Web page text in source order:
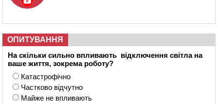
ОПИТУВАННЯ
На скільки сильно впливають відключення світла на
ваше життя, зокрема роботу?
Катастрофічно
Частково відчутно
Майже не впливають